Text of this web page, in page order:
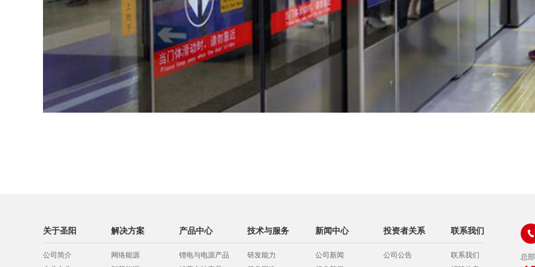
关于圣阳
公司简介
解决方案
网络能源
产品中心
锂电与电源产品
技术与服务
研发能力
新闻中心
公司新闻
投资者关系
公司公告
联系我们
联系我们

总